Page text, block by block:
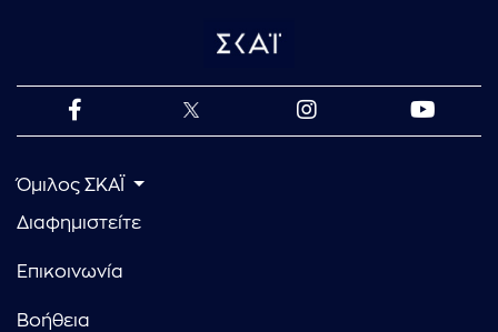
Όμιλος ΣΚΑΪ
Διαφημιστείτε
Επικοινωνία
Βοήθεια